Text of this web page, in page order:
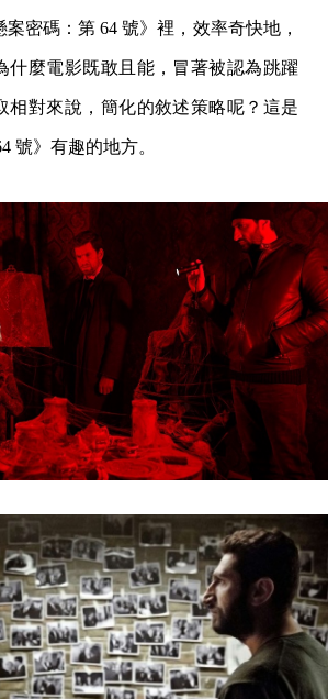
密碼：第 64 號》裡，效率奇快地，
什麼電影既敢且能，冒著被認為跳躍
相對來說，簡化的敘述策略呢？這是
號》有趣的地方。